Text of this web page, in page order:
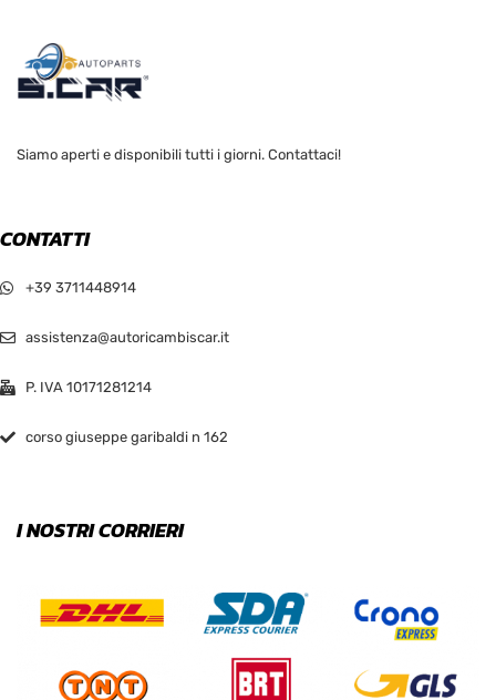
Green
Pink
Red
L M
S XL
Siamo aperti e disponibili tutti i giorni. Contattaci!
CONTATTI
+39 3711448914
assistenza@autoricambiscar.it
P. IVA 10171281214
corso giuseppe garibaldi n 162
I NOSTRI CORRIERI